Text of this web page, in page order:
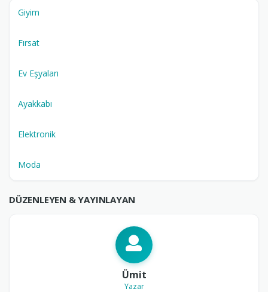
Giyim
Fırsat
Ev Eşyaları
Ayakkabı
Elektronik
Moda
DÜZENLEYEN & YAYINLAYAN
Ümit
Yazar